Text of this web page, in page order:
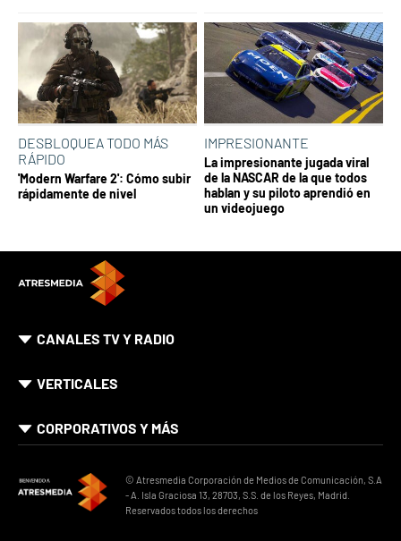
DESBLOQUEA TODO MÁS
RÁPIDO
'Modern Warfare 2': Cómo subir
rápidamente de nivel
IMPRESIONANTE
La impresionante jugada viral
de la NASCAR de la que todos
hablan y su piloto aprendió en
un videojuego
CANALES TV Y RADIO
VERTICALES
CORPORATIVOS Y MÁS
© Atresmedia Corporación de Medios de Comunicación, S.A
- A. Isla Graciosa 13, 28703, S.S. de los Reyes, Madrid.
Reservados todos los derechos